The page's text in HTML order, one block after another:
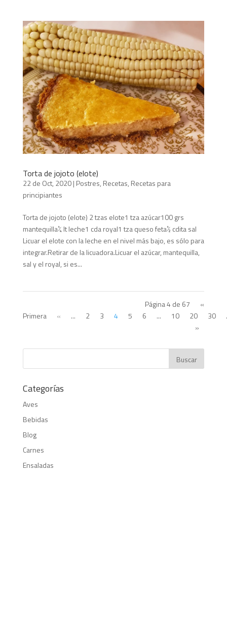
Torta de jojoto (elote)
22 de Oct, 2020| Postres, Recetas, Recetas para
principiantes
Torta de jojoto (elote) 2 tzas elote1 tza azúcar100 grs
mantequilla¼ lt leche1 cda royal1 tza queso feta½ cdita sal
Licuar el elote con la leche en el nivel más bajo, es sólo para
integrar.Retirar de la licuadora.Licuar el azúcar, mantequilla,
sal y el royal, si es...
Página 4 de 67
«
Primera
« ... 2 3 4 5 6 ... 10 20 30
»
Categorías
Aves
Bebidas
Blog
Carnes
Ensaladas